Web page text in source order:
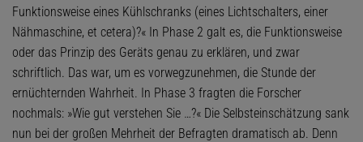
Funktionsweise eines Kühlschranks (eines Lichtschalters, einer
Nähmaschine, et cetera)?« In Phase 2 galt es, die Funktionsweise
oder das Prinzip des Geräts genau zu erklären, und zwar
schriftlich. Das war, um es vorwegzunehmen, die Stunde der
ernüchternden Wahrheit. In Phase 3 fragten die Forscher
nochmals: »Wie gut verstehen Sie …?« Die Selbsteinschätzung sank
nun bei der großen Mehrheit der Befragten dramatisch ab. Denn